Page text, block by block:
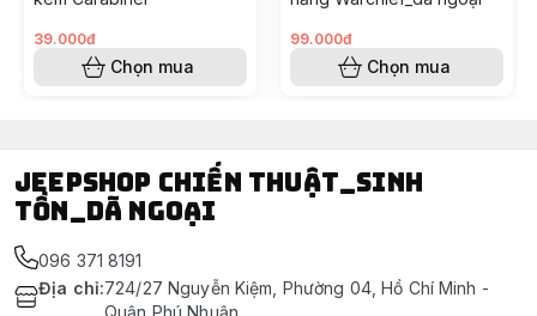
39.000đ
Chọn mua
99.000đ
Chọn mua
Jeepshop chiến thuật_sinh
tồn_dã ngoại
096 371 8191
Địa chỉ:724/27 Nguyễn Kiệm, Phường 04, Hồ Chí Minh -
Quận Phú Nhuận